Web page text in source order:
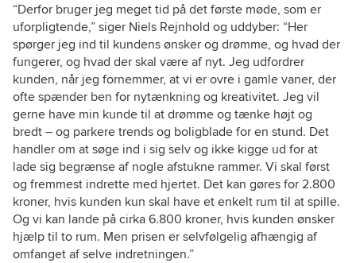
“Derfor bruger jeg meget tid på det første møde, som er
uforpligtende,” siger Niels Rejnhold og uddyber: “Her
spørger jeg ind til kundens ønsker og drømme, og hvad der
fungerer, og hvad der skal være af nyt. Jeg udfordrer
kunden, når jeg fornemmer, at vi er ovre i gamle vaner, der
ofte spænder ben for nytænkning og kreativitet. Jeg vil
gerne have min kunde til at drømme og tænke højt og
bredt – og parkere trends og boligblade for en stund. Det
handler om at søge ind i sig selv og ikke kigge ud for at
lade sig begrænse af nogle afstukne rammer. Vi skal først
og fremmest indrette med hjertet. Det kan gøres for 2.800
kroner, hvis kunden kun skal have et enkelt rum til at spille.
Og vi kan lande på cirka 6.800 kroner, hvis kunden ønsker
hjælp til to rum. Men prisen er selvfølgelig afhængig af
omfanget af selve indretningen.”